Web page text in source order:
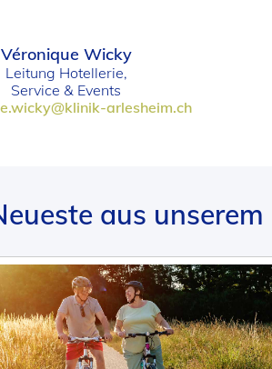
Véronique Wicky
Leitung Hotellerie,
Service & Events
arlesheim.ch
aus unserem